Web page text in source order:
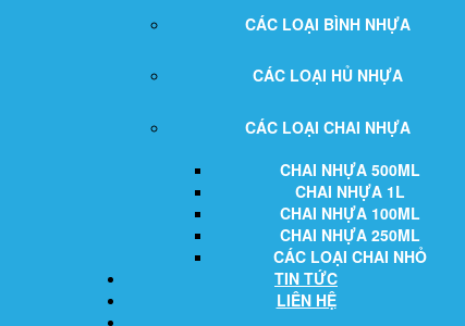
CÁC LOẠI BÌNH NHỰA
CÁC LOẠI HỦ NHỰA
CÁC LOẠI CHAI NHỰA
CHAI NHỰA 500ML
CHAI NHỰA 1L
CHAI NHỰA 100ML
CHAI NHỰA 250ML
CÁC LOẠI CHAI NHỎ
TIN TỨC
LIÊN HỆ